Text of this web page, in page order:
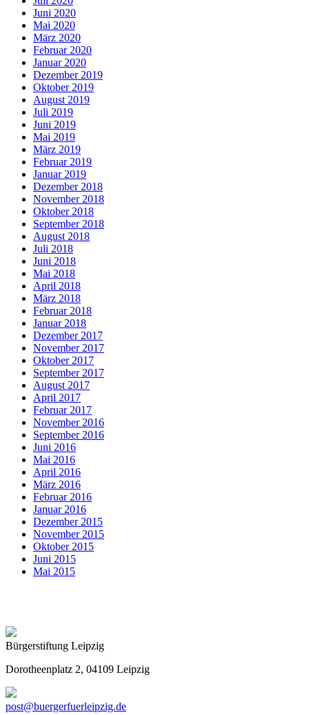
Juni 2020
Mai 2020
März 2020
Februar 2020
Januar 2020
Dezember 2019
Oktober 2019
August 2019
Juli 2019
Juni 2019
Mai 2019
März 2019
Februar 2019
Januar 2019
Dezember 2018
November 2018
Oktober 2018
September 2018
August 2018
Juli 2018
Juni 2018
Mai 2018
April 2018
März 2018
Februar 2018
Januar 2018
Dezember 2017
November 2017
Oktober 2017
September 2017
August 2017
April 2017
Februar 2017
November 2016
September 2016
Juni 2016
Mai 2016
April 2016
März 2016
Februar 2016
Januar 2016
Dezember 2015
November 2015
Oktober 2015
Juni 2015
Mai 2015
Bürgerstiftung Leipzig
Dorotheenplatz 2, 04109 Leipzig
post@buergerfuerleipzig.de